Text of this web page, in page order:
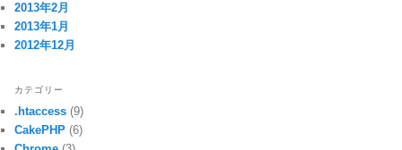
2013年2月
2013年1月
2012年12月
カテゴリー
.htaccess (9)
CakePHP (6)